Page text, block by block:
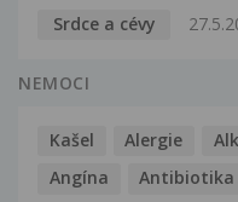
Srdce a cévy
NEMOCI
Kašel Alergie
Angína
Antibiotika